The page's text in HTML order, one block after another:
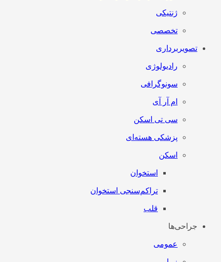
ژنتیکی
تخصصی
تصویربرداری
رادیولوژی
سونوگرافی
ام آر آی
سی تی اسکن
پزشکی هسته‌ای
اسکن
استخوان
تراکم‌سنجی استخوان
قلب
جراحی‌ها
عمومی